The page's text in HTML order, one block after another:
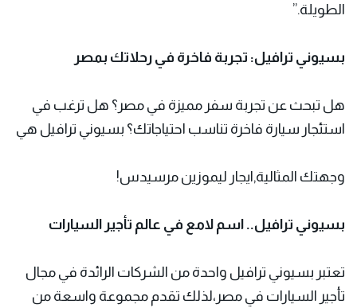
الطويلة.”
بسيوني ترافيل: تجربة فاخرة في رحلاتك بمصر
هل تبحث عن تجربة سفر مميزة في مصر؟ هل ترغب في
استئجار سيارة فاخرة تناسب احتياجاتك؟ بسيوني ترافيل هي
وجهتك المثالية,ايجار ليموزين مرسيدس!
بسيوني ترافيل.. اسم لامع في عالم تأجير السيارات
تعتبر بسيوني ترافيل واحدة من الشركات الرائدة في مجال
تأجير السيارات في مصر،لذلك تقدم مجموعة واسعة من